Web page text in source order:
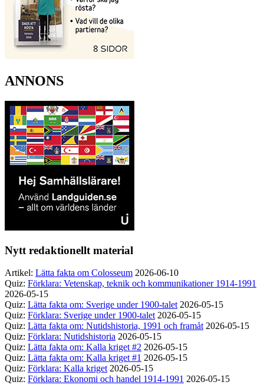
ANNONS
Nytt redaktionellt material
Artikel: Lätta fakta om Colosseum 2026-06-10
Quiz: Förklara: Vetenskap, teknik och kommunikationer 1914-1991
2026-05-15
Quiz: Lätta fakta om: Sverige under 1900-talet 2026-05-15
Quiz: Förklara: Sverige under 1900-talet 2026-05-15
Quiz: Lätta fakta om: Nutidshistoria, 1991 och framåt 2026-05-15
Quiz: Förklara: Nutidshistoria 2026-05-15
Quiz: Lätta fakta om: Kalla kriget #2 2026-05-15
Quiz: Lätta fakta om: Kalla kriget #1 2026-05-15
Quiz: Förklara: Kalla kriget 2026-05-15
Quiz: Förklara: Ekonomi och handel 1914-1991 2026-05-15